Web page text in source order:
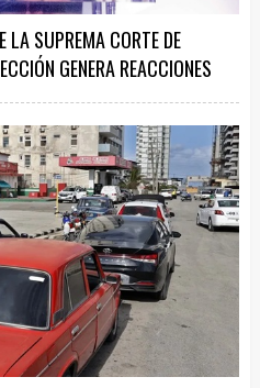
LA SUPREMA CORTE DE
GENERA REACCIONES